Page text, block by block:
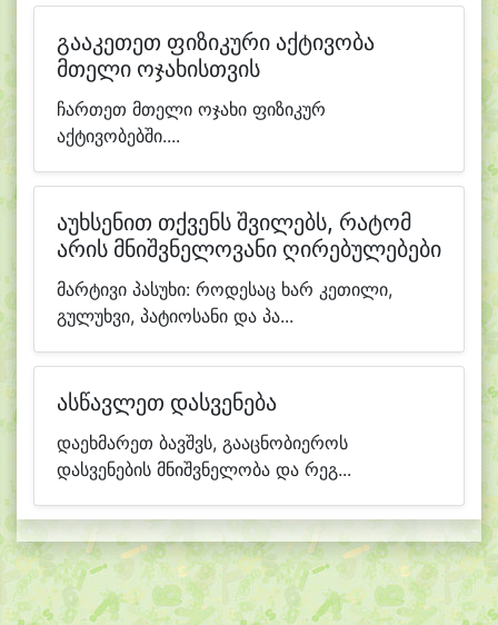
გააკეთეთ ფიზიკური აქტივობა
მთელი ოჯახისთვის
ჩართეთ მთელი ოჯახი ფიზიკურ
აქტივობებში....
აუხსენით თქვენს შვილებს, რატომ
არის მნიშვნელოვანი ღირებულებები
მარტივი პასუხი: როდესაც ხარ კეთილი,
გულუხვი, პატიოსანი და პა...
ასწავლეთ დასვენება
დაეხმარეთ ბავშვს, გააცნობიეროს
დასვენების მნიშვნელობა და რეგ...